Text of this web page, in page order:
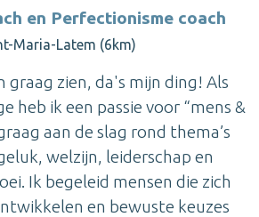
en Perfectionisme coach
Maria-Latem (6km)
graag zien, da's mijn ding! Als
heb ik een passie voor “mens &
aan de slag rond thema’s
welzijn, leiderschap en
Ik begeleid mensen die zich
en bewuste keuzes